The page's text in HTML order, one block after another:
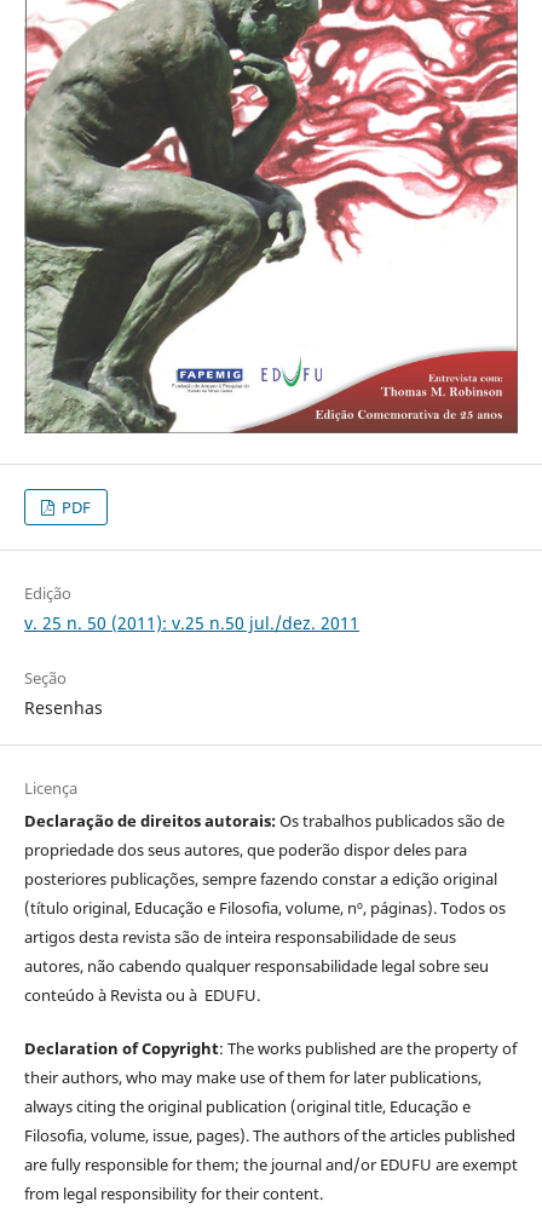
PDF
Edição
v. 25 n. 50 (2011): v.25 n.50 jul./dez. 2011
Seção
Resenhas
Licença
Declaração de direitos autorais:Os trabalhos publicados são de
propriedade dos seus autores, que poderão dispor deles para
posteriores publicações, sempre fazendo constar a edição original
(título original, Educação e Filosofia, volume, nº, páginas). Todos os
artigos desta revista são de inteira responsabilidade de seus
autores, não cabendo qualquer responsabilidade legal sobre seu
conteúdo à Revista ou à EDUFU.
Declaration of Copyright: The works published are the property of
their authors, who may make use of them for later publications,
always citing the original publication (original title, Educação e
Filosofia, volume, issue, pages). The authors of the articles published
are fully responsible for them; the journal and/or EDUFU are exempt
from legal responsibility for their content.